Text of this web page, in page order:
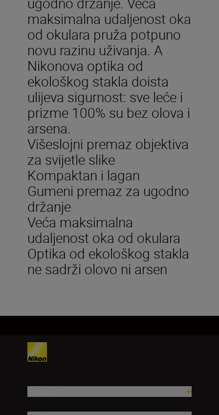
maksimalna udaljenost oka
od okulara pruža potpuno
novu razinu uživanja. A
Nikonova optika od
ekološkog stakla doista
ulijeva sigurnost: sve leće i
prizme 100% su bez olova i
arsena.
Višeslojni premaz objektiva
za svijetle slike
Kompaktan i lagan
Gumeni premaz za ugodno
držanje
Veća maksimalna
udaljenost oka od okulara
Optika od ekološkog stakla
ne sadrži olovo ni arsen